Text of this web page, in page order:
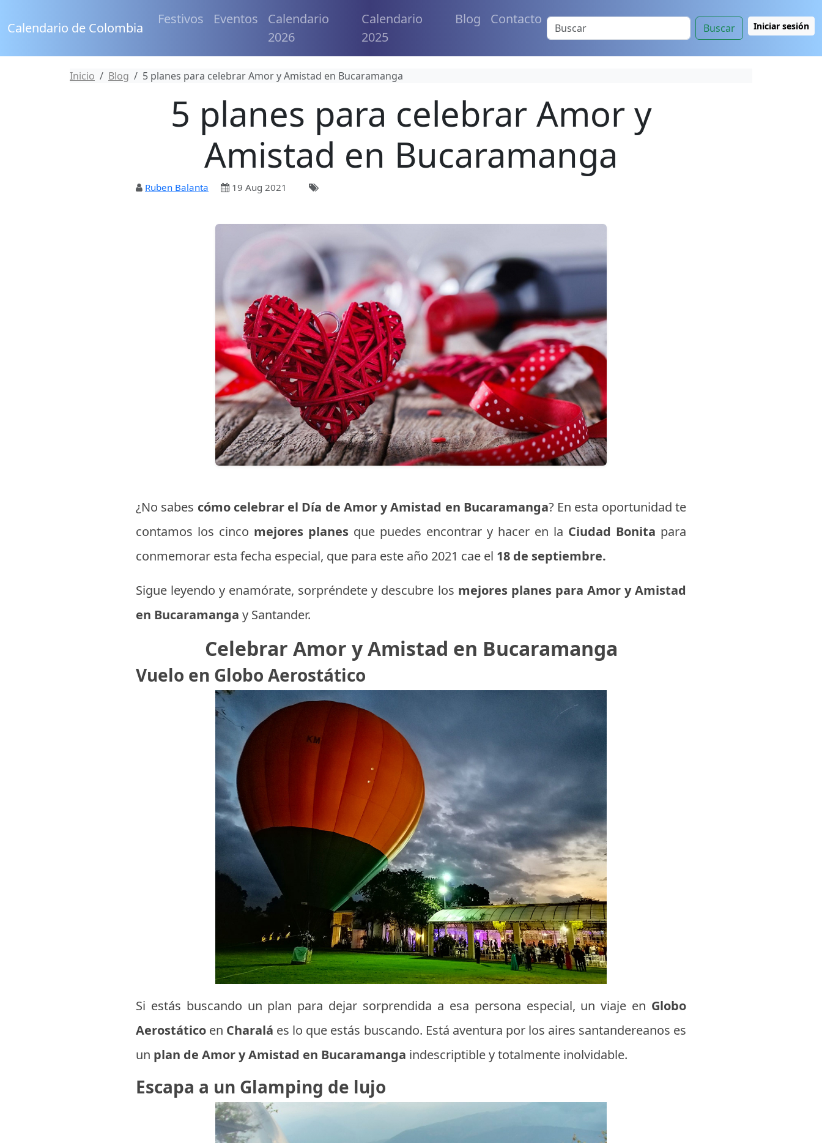
Calendario de Colombia
Festivos Eventos
Calendario
2026
Calendario
2025
Blog Contacto
Buscar Iniciar sesión
Inicio Blog 5 planes para celebrar Amor y Amistad en Bucaramanga
5 planes para celebrar Amor y
Amistad en Bucaramanga
Ruben Balanta 19 Aug 2021
¿No sabes cómo celebrar el Día de Amor y Amistad en Bucaramanga? En esta oportunidad te
contamos los cinco mejores planes que puedes encontrar y hacer en la Ciudad Bonita para
conmemorar esta fecha especial, que para este año 2021 cae el 18 de septiembre.
Sigue leyendo y enamórate, sorpréndete y descubre los mejores planes para Amor y Amistad
en Bucaramanga y Santander.
Celebrar Amor y Amistad en Bucaramanga
Vuelo en Globo Aerostático
Si estás buscando un plan para dejar sorprendida a esa persona especial, un viaje en Globo
Aerostático en Charalá es lo que estás buscando. Está aventura por los aires santandereanos es
un plan de Amor y Amistad en Bucaramanga indescriptible y totalmente inolvidable.
Escapa a un Glamping de lujo